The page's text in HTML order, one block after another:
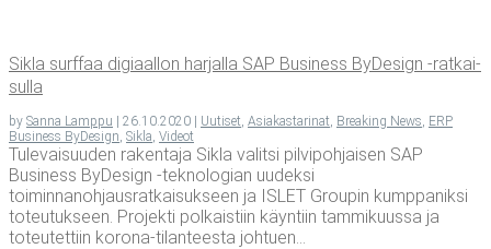
Sikla surf­faa digi­aal­lon har­jal­la SAP Busi­ness ByDe­sign ‑rat­kai­
sul­la
by Sanna Lamppu | 26.10.2020 | Uutiset Asiakastarinat Breaking News ERP
Business ByDesign Sikla Videot
Tulevaisuuden rakentaja Sikla valitsi pilvipohjaisen SAP
Business ByDesign -teknologian uudeksi
toiminnanohjausratkaisukseen ja ISLET Groupin kumppaniksi
toteutukseen. Projekti polkaistiin käyntiin tammikuussa ja
toteutettiin korona-tilanteesta johtuen...